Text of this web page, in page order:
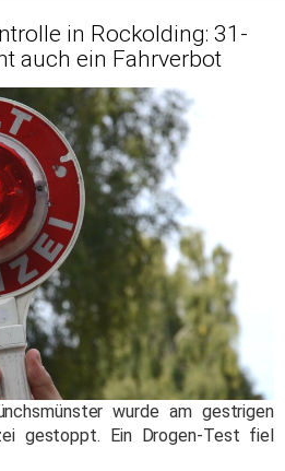
in Rockolding: 31-
auch ein Fahrverbot
wurde am gestrigen
gestoppt. Ein Drogen-Test fiel